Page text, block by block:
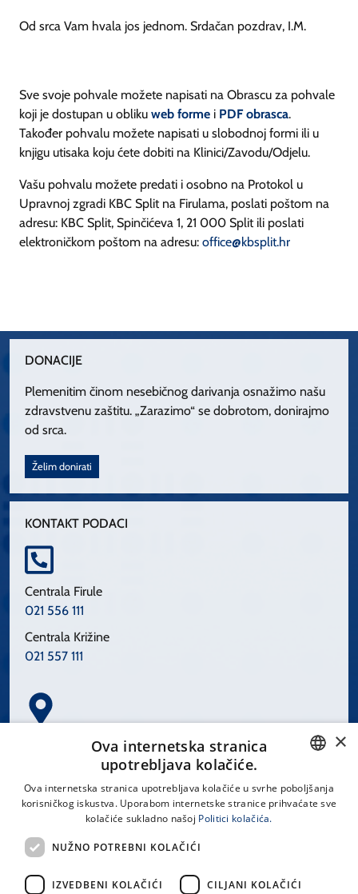
Od srca Vam hvala jos jednom. Srdačan pozdrav, I.M.
Sve svoje pohvale možete napisati na Obrascu za pohvale
koji je dostupan u obliku web forme i PDF obrasca.
Također pohvalu možete napisati u slobodnoj formi ili u
knjigu utisaka koju ćete dobiti na Klinici/Zavodu/Odjelu.
Vašu pohvalu možete predati i osobno na Protokol u
Upravnoj zgradi KBC Split na Firulama, poslati poštom na
adresu: KBC Split, Spinčićeva 1, 21 000 Split ili poslati
elektroničkom poštom na adresu: office@kbsplit.hr
DONACIJE
Plemenitim činom nesebičnog darivanja osnažimo našu
zdravstvenu zaštitu. „Zarazimo“ se dobrotom, donirajmo
od srca.
Želim donirati
KONTAKT PODACI
Centrala Firule
021 556 111
Centrala Križine
021 557 111
Spinčićeva 1, 21000 Split
LINKOVI
CROATIAN
×
Ova internetska stranica
upotrebljava kolačiće.
Ova internetska stranica upotrebljava kolačiće u svrhe poboljšanja
korisničkog iskustva. Uporabom internetske stranice prihvaćate sve
kolačiće sukladno našoj Politici kolačića.
NUŽNO POTREBNI KOLAČIĆI
IZVEDBENI KOLAČIĆI CILJANI KOLAČIĆI